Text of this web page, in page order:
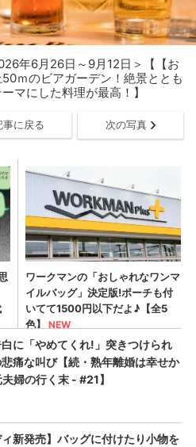
年6月26日～9月12日＞【【お
ｍのビアガーデン！絶景ととも
マにした料理が最高！】
事に戻る 次の写真